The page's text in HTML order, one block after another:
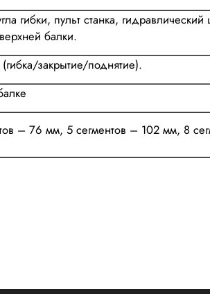
гибки, пульт станка,
балки.
закрытие/поднятие).
– 76 мм, 5 сегментов – 102 мм, 8